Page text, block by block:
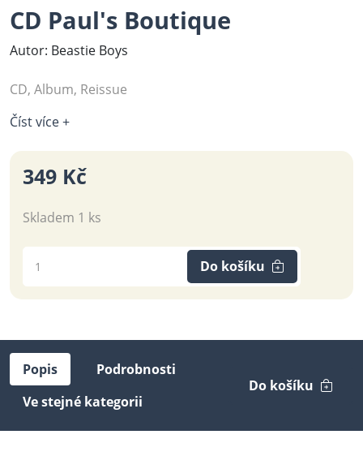
CD Paul's Boutique
Autor: Beastie Boys
CD, Album, Reissue
Číst více +
349 Kč
Skladem 1 ks
Do košíku
Popis
Podrobnosti
Ve stejné kategorii
Do košíku